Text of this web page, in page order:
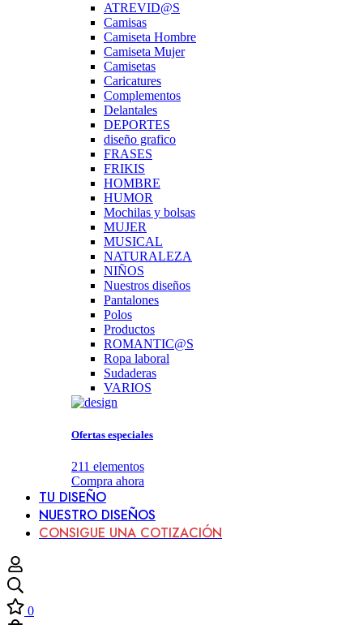
ATREVID@S
Camisas
Camiseta Hombre
Camiseta Mujer
Camisetas
Caricatures
Complementos
Delantales
DEPORTES
diseño grafico
FRASES
FRIKIS
HOMBRE
HUMOR
Mochilas y bolsas
MUJER
MUSICAL
NATURALEZA
NIÑOS
Nuestros diseños
Pantalones
Polos
Productos
ROMANTIC@S
Ropa laboral
Sudaderas
VARIOS
Ofertas especiales
211 elementos
Compra ahora
TU DISEÑO
NUESTRO DISEÑOS
CONSIGUE UNA COTIZACIÓN
0